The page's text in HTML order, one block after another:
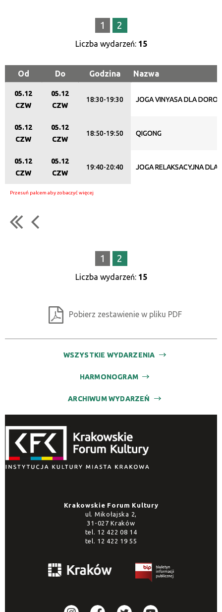
Promowane
1 2
Liczba wydarzeń: 15
Od Do Godzina Nazwa
05.12
CZW
05.12
CZW
18:30-19:30 JOGA VINYASA DLA
05.12
CZW
05.12
CZW
18:50-19:50 QIGONG
05.12
CZW
05.12
CZW
19:40-20:40 JOGA RELAKSACYJNA DLA
1 2
Liczba wydarzeń: 15
Pobierz zestawienie w pliku PDF
WSZYSTKIE WYDARZENIA
HARMONOGRAM
ARCHIWUM WYDARZEŃ
Krakowskie Forum Kultury
ul. Mikołajska 2,
31-027 Kraków
tel. 12 422 08 14
tel. 12 422 19 55